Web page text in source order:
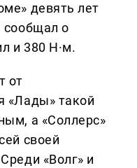
девять лет
о
и 380 Н·м.
от
«Лады» такой
а «Соллерс»
своей
«Волг» и